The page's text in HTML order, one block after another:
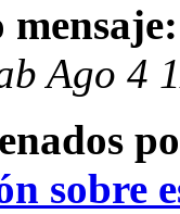
Ago 4
sobre